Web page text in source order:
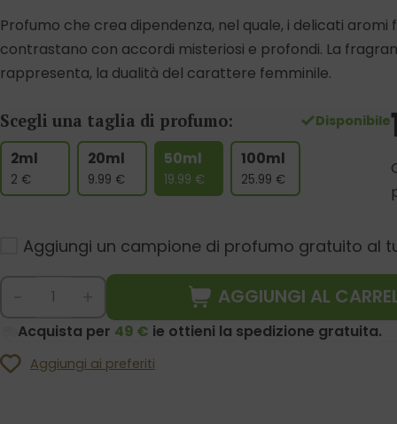
Profumo che crea dipendenza, nel quale, i delicati aromi
contrastano con accordi misteriosi e profondi. La
rappresenta, la dualità del carattere femminile.
Scegli una taglia di profumo:
2ml
2 €
20ml
9.99 €
50ml
19.99 €
100ml
25.99 €
Disponibile
Aggiungi un campione di profumo gratuito al
AGGIUNGI AL
Acquista per 49 € ie ottieni la spedizione gratuita.
Aggiungi ai preferiti